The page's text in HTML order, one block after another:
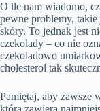
O ile nam wiadomo,
pewne problemy, takie
skóry. To jednak jest
czekolady – co nie
czekoladowo
cholesterol tak
Pamiętaj, aby zawsze
która zawiera